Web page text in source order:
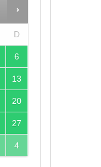
D
6
13
20
27
4